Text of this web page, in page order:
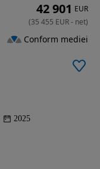
2025
42 901 EUR
(35 455 EUR- net)
Conform mediei